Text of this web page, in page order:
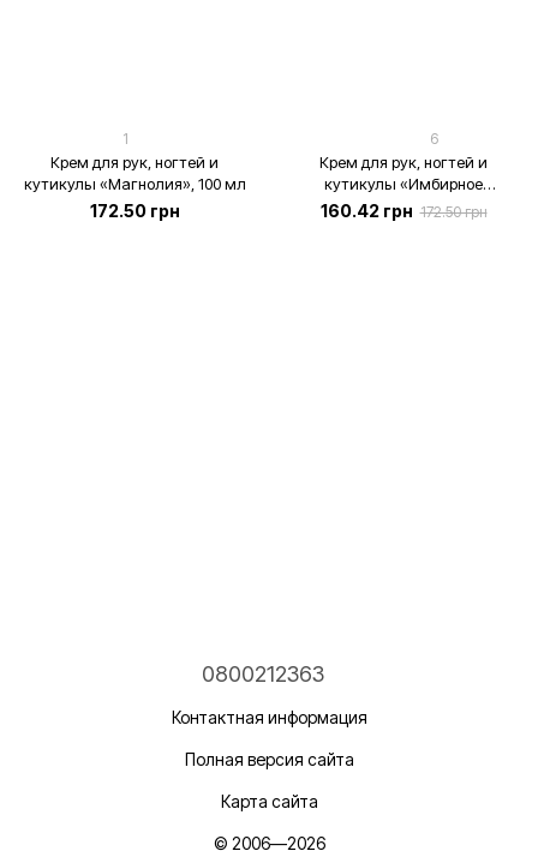
1
Крем для рук, ногтей и
кутикулы «Магнолия», 100 мл
172.50 грн
6
Крем для рук, ногтей и
кутикулы «Имбирное
печенье», 100 мл
160.42 грн 172.50 грн
0800212363
Контактная информация
Полная версия сайта
Карта сайта
© 2006—2026